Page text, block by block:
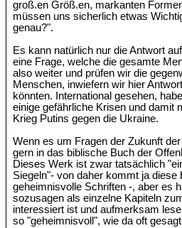
groß.en Größ.en, markanten
müssen uns sicherlich etwas
genau?".
Es kann natürlich nur die Antwort
eine Frage, welche die gesamte
also weiter und prüfen wir die
Menschen, inwiefern wir hier
könnten. International gesehen,
einige gefährliche Krisen und damit
Krieg Putins gegen die Ukraine.
Wenn es um Fragen der Zukunft
gern in das biblische Buch der
Dieses Werk ist zwar tatsächlich
Siegeln"- von daher kommt ja diese
geheimnisvolle Schriften -, aber es
sozusagen als einzelne Kapiteln
interessiert ist und aufmerksam
so "geheimnisvoll", wie da oft